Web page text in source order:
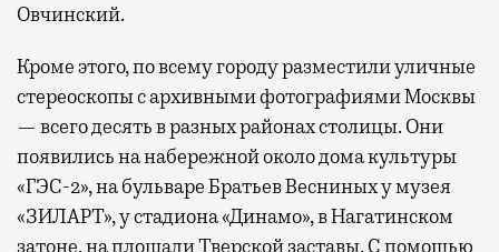
Овчинский.
Кроме этого, по всему городу разместили уличные
стереоскопы с архивными фотографиями Москвы
— всего десять в разных районах столицы. Они
появились на набережной около дома культуры
«ГЭС-2», на бульваре Братьев Весниных у музея
«ЗИЛАРТ», у стадиона «Динамо», в Нагатинском
затоне, на площади Тверской заставы. С помощью